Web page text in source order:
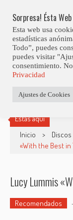
content
Estás aquí
Inicio
> Discos
«With the Best in
Lucy Lummis
Recomendados
Sorpresa! Ésta
Esta web usa
estadísticas
Todo”, puedes
puedes visitar
consentimiento.
Privacidad
Ajustes de Cookies